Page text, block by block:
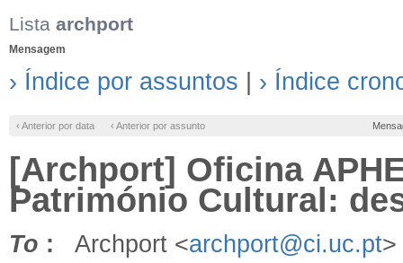
Lista archport
Mensagem
› Índice por assuntos › Índice
‹ Anterior por data ‹ Anterior por assunto
[Archport] Oficina
Património Cultural:
To : Archport <archport@ci.uc.pt>